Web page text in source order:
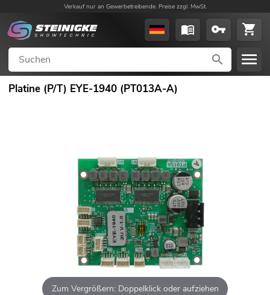
Verkauf nur an Gewerbetreibende. Preise zzgl. MwSt.
Platine (P/T) EYE-1940 (PT013A-A)
Zum Vergrößern: Doppelklick oder aufziehen